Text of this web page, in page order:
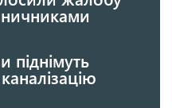
піднімуть